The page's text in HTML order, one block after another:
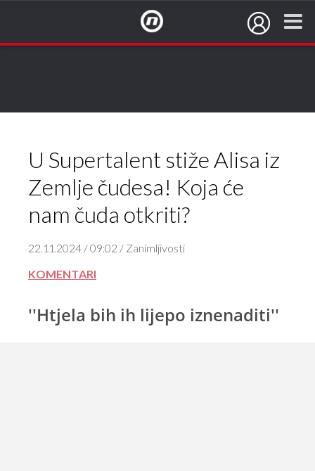
U Supertalent stiže Alisa iz
Zemlje čudesa! Koja će
nam čuda otkriti?
22.11.2024 / 09:02 / Zanimljivosti
KOMENTARI
''Htjela bih ih lijepo iznenaditi''